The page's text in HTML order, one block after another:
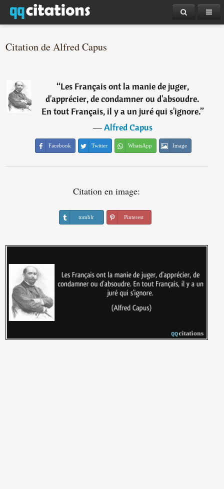
Citation de Alfred Capus
“Les Français ont la manie de juger,
d'apprécier, de condamner ou d'absoudre.
En tout Français, il y a un juré qui s'ignore.”
―Alfred Capus
Facebook Twitter WhatsApp Image
Citation en image:
tumblr Pinterest